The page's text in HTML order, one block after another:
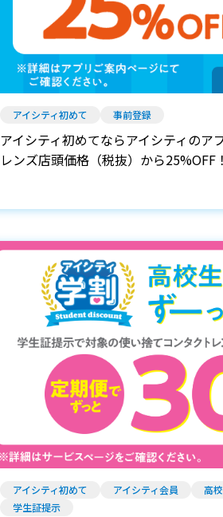
アイシティ初めて 事前登録
アイシティ初めてならアイシティのア
レンズ店頭価格（税抜）から25%OFF
アイシティ初めて アイシティ会員
高
学生証提示